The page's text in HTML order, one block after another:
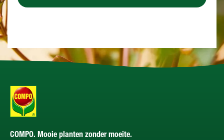
COMPO. Mooie planten zonder moeite.